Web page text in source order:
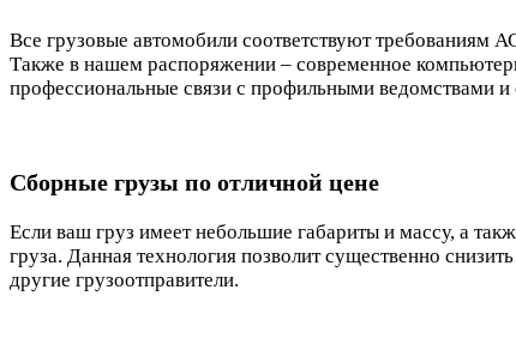
Все грузовые автомобили соответствуют требованиям
Также в нашем распоряжении – современное
профессиональные связи с профильными ведомствами
Сборные грузы по отличной цене
Если ваш груз имеет небольшие габариты и массу, а
груза. Данная технология позволит существенно
другие грузоотправители.